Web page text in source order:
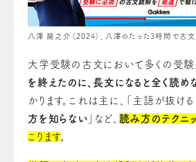
八澤 龍之介（2024）．八澤のたった3時間で
大学受験の古文において多くの受験
を終えたのに、長文になると全く読め
かります。これは主に、「主語が抜け
方を知らない 」など、 読み方のテクニ
こります。